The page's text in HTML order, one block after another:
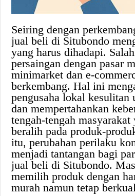
Seiring dengan
jual beli di Situbondo
yang harus dihadapi.
persaingan dengan pasar
minimarket dan e-
berkembang. Hal ini
pengusaha lokal kesulitan
dan mempertahankan
tengah-tengah
beralih pada produk-
itu, perubahan perilaku
menjadi tantangan bagi
jual beli di Situbondo.
memilih produk dengan
murah namun tetap